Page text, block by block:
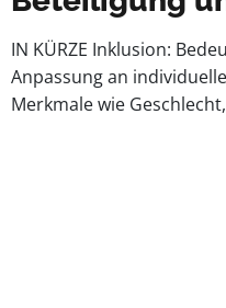
IN KÜRZE Inklusion:
Anpassung an
Merkmale wie